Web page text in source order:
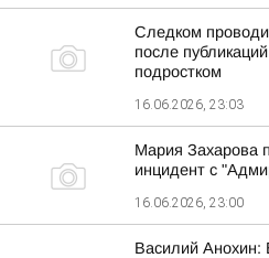
Следком
после
подростком
16.06.2026, 23:03
Мария Захарова
инцидент с
16.06.2026, 23:00
Василий Анохин: